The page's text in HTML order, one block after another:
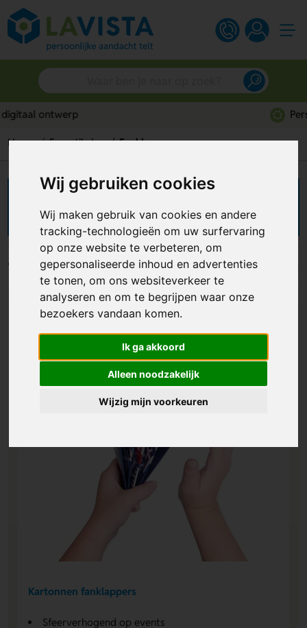
Wij gebruiken cookies
Wij maken gebruik van cookies en andere
tracking-technologieën om uw surfervaring
op onze website te verbeteren, om
gepersonaliseerde inhoud en advertenties
te tonen, om ons websiteverkeer te
analyseren en om te begrijpen waar onze
bezoekers vandaan komen.
Ik ga akkoord
Alleen noodzakelijk
Wijzig mijn voorkeuren
Home Fanartikelen Fanklappers
Handklappers bedrukken
Filters
Kartonnen fanklappers
Sfeerverhogend op events